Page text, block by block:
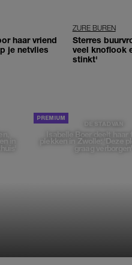
haar vriend
je netvlies
ZURE BUREN
Sterres
veel knoflook
stinkt'
in
DE STAD VAN
Isabelle Boer deelt haar
plekken in Zwolle: 'Deze
graag verborgen'